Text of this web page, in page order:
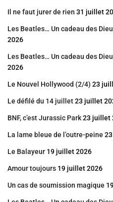
Il ne faut jurer de rien 31 juillet
Les Beatles… Un cadeau des
2026
Les Beatles… Un cadeau des
2026
Le Nouvel Hollywood (2/4) 23
Le défilé du 14 juillet23 juillet
BNF, c’est Jurassic Park23 juillet
La lame bleue de l’outre-peine
Le Balayeur 19 juillet 2026
Amour toujours 19 juillet 2026
Un cas de soumission magique